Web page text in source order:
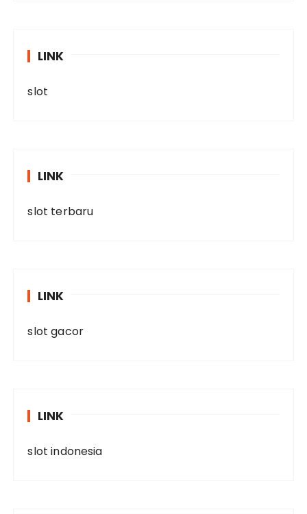
LINK
slot
LINK
slot terbaru
LINK
slot gacor
LINK
slot indonesia